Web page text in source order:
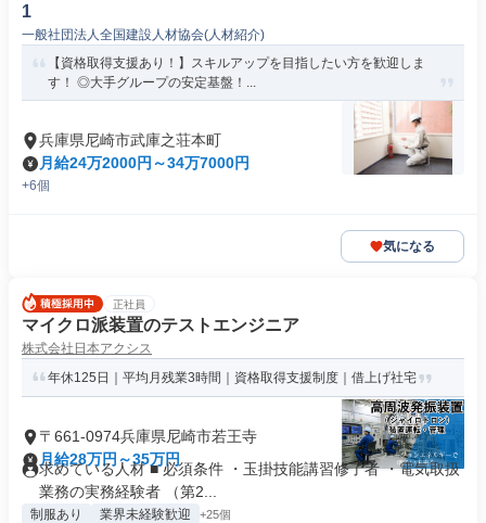
1
一般社団法人全国建設人材協会(人材紹介)
【資格取得支援あり！】スキルアップを目指したい方を歓迎しま
す！ ◎大手グループの安定基盤！...
兵庫県尼崎市武庫之荘本町
月給24万2000円～34万7000円
+6個
気になる
正社員
マイクロ派装置のテストエンジニア
株式会社日本アクシス
年休125日｜平均月残業3時間｜資格取得支援制度｜借上げ社宅
〒661-0974兵庫県尼崎市若王寺
月給28万円～35万円
求めている人材 ■ 必須条件 ・玉掛技能講習修了者 ・電気取扱
業務の実務経験者 （第2...
制服あり 業界未経験歓迎 +25個